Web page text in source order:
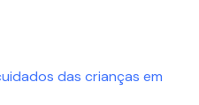
das crianças em